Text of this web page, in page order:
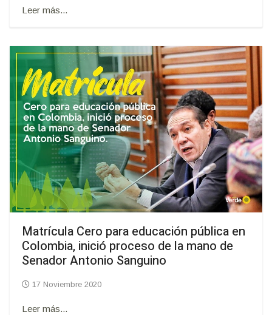
Leer más...
Matrícula Cero para educación pública en
Colombia, inició proceso de la mano de
Senador Antonio Sanguino
17 Noviembre 2020
Leer más...